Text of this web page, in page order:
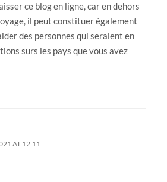
ce blog en ligne, car en dehors
il peut constituer également
des personnes qui seraient en
surs les pays que vous avez
AT 12:11